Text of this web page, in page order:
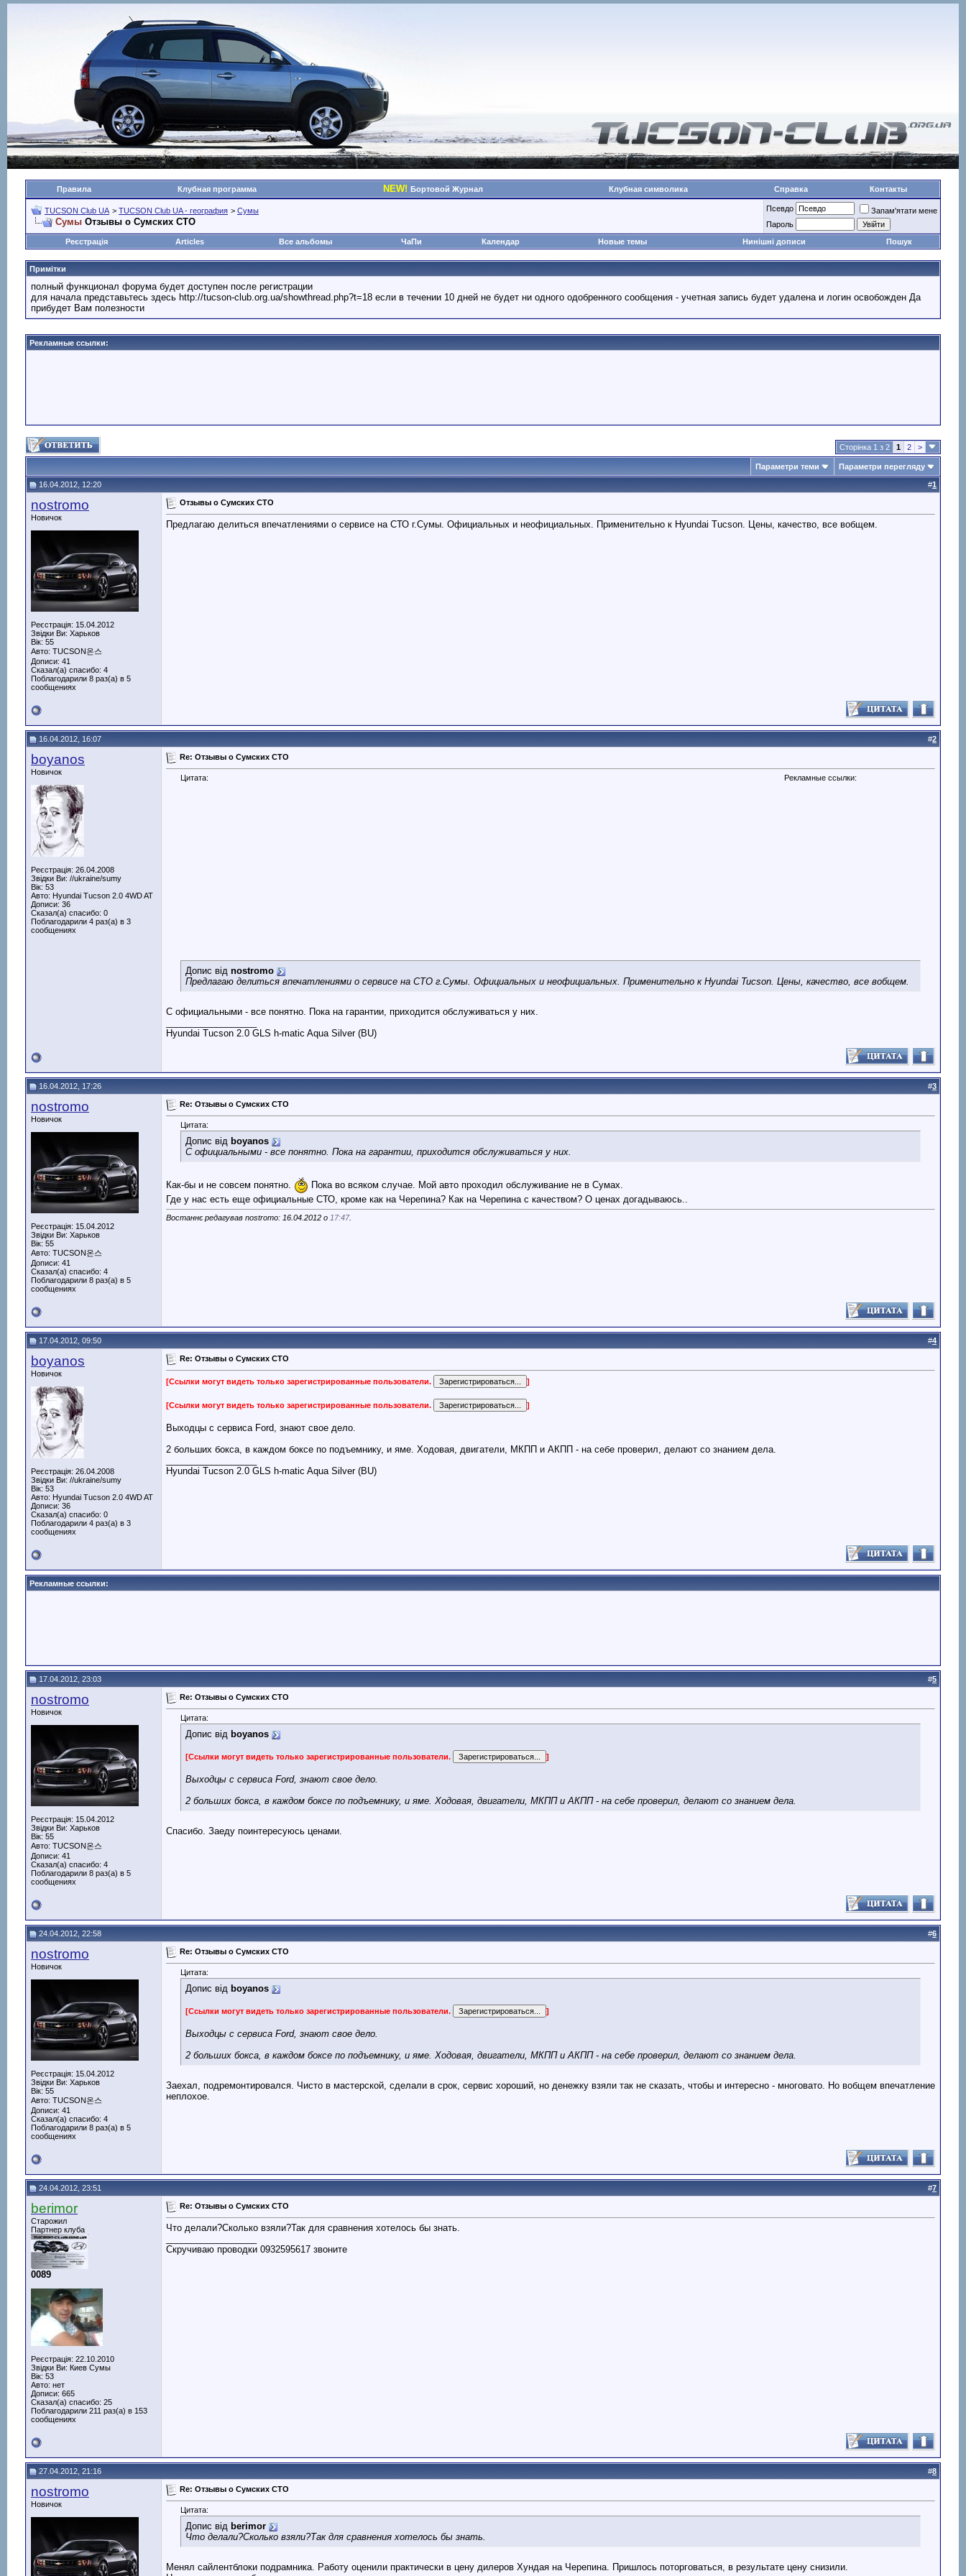
Правила Клубная программа NEW! Бортовой Журнал Клубная символика Справка Контакты
TUCSON Club UA > TUCSON Club UA - география > Сумы
Сумы Отзывы о Сумских СТО
Псевдо
Запам'ятати мене
Пароль
Реєстрація
Articles Все альбомы ЧаПи Календар Новые темы Нинішні дописи Пошук
Примітки
полный функционал форума будет доступен после регистрации
для начала представьтесь здесь http://tucson-club.org.ua/showthread.php?t=18 если в течении 10 дней не будет ни одного одобренного сообщения - учетная запись будет удалена и логин освобожден Да
прибудет Вам полезности
Рекламные ссылки:
Сторінка 1 з 2 1 2 >
Параметри теми Параметри перегляду
16.04.2012, 12:20 #1
nostromo
Новичок
Реєстрація: 15.04.2012
Звідки Ви: Харьков
Вік: 55
Авто: TUCSON온스
Дописи: 41
Сказал(а) спасибо: 4
Поблагодарили 8 раз(а) в 5
сообщениях
Отзывы о Сумских СТО
Предлагаю делиться впечатлениями о сервисе на СТО г.Сумы. Официальных и неофициальных. Применительно к Hyundai Tucson. Цены, качество, все вобщем.
16.04.2012, 16:07 #2
boyanos
Новичок
Реєстрація: 26.04.2008
Звідки Ви: //ukraine/sumy
Вік: 53
Авто: Hyundai Tucson 2.0 4WD AT
Дописи: 36
Сказал(а) спасибо: 0
Поблагодарили 4 раз(а) в 3
сообщениях
Re: Отзывы о Сумских СТО
Рекламные ссылки:
Цитата:
Допис від nostromo
Предлагаю делиться впечатлениями о сервисе на СТО г.Сумы. Официальных и неофициальных. Применительно к Hyundai Tucson. Цены, качество, все вобщем.
С официальными - все понятно. Пока на гарантии, приходится обслуживаться у них.
Hyundai Tucson 2.0 GLS h-matic Aqua Silver (BU)
16.04.2012, 17:26 #3
nostromo
Новичок
Реєстрація: 15.04.2012
Звідки Ви: Харьков
Вік: 55
Авто: TUCSON온스
Дописи: 41
Сказал(а) спасибо: 4
Поблагодарили 8 раз(а) в 5
сообщениях
Re: Отзывы о Сумских СТО
Цитата:
Допис від boyanos
С официальными - все понятно. Пока на гарантии, приходится обслуживаться у них.
Как-бы и не совсем понятно.
Пока во всяком случае. Мой авто проходил обслуживание не в Сумах.
Где у нас есть еще официальные СТО, кроме как на Черепина? Как на Черепина с качеством? О ценах догадываюсь..
Востаннє редагував nostromo: 16.04.2012 о 17:47.
17.04.2012, 09:50 #4
boyanos
Новичок
Реєстрація: 26.04.2008
Звідки Ви: //ukraine/sumy
Вік: 53
Авто: Hyundai Tucson 2.0 4WD AT
Дописи: 36
Сказал(а) спасибо: 0
Поблагодарили 4 раз(а) в 3
сообщениях
Re: Отзывы о Сумских СТО
[Ссылки могут видеть только зарегистрированные пользователи. ]
[Ссылки могут видеть только зарегистрированные пользователи. ]
Выходцы с сервиса Ford, знают свое дело.
2 больших бокса, в каждом боксе по подъемнику, и яме. Ходовая, двигатели, МКПП и АКПП - на себе проверил, делают со знанием дела.
Hyundai Tucson 2.0 GLS h-matic Aqua Silver (BU)
Рекламные ссылки:
17.04.2012, 23:03 #5
nostromo
Новичок
Реєстрація: 15.04.2012
Звідки Ви: Харьков
Вік: 55
Авто: TUCSON온스
Дописи: 41
Сказал(а) спасибо: 4
Поблагодарили 8 раз(а) в 5
сообщениях
Re: Отзывы о Сумских СТО
Цитата:
Допис від boyanos
[Ссылки могут видеть только зарегистрированные пользователи. ]
Выходцы с сервиса Ford, знают свое дело.
2 больших бокса, в каждом боксе по подъемнику, и яме. Ходовая, двигатели, МКПП и АКПП - на себе проверил, делают со знанием дела.
Спасибо. Заеду поинтересуюсь ценами.
24.04.2012, 22:58 #6
nostromo
Новичок
Реєстрація: 15.04.2012
Звідки Ви: Харьков
Вік: 55
Авто: TUCSON온스
Дописи: 41
Сказал(а) спасибо: 4
Поблагодарили 8 раз(а) в 5
сообщениях
Re: Отзывы о Сумских СТО
Цитата:
Допис від boyanos
[Ссылки могут видеть только зарегистрированные пользователи. ]
Выходцы с сервиса Ford, знают свое дело.
2 больших бокса, в каждом боксе по подъемнику, и яме. Ходовая, двигатели, МКПП и АКПП - на себе проверил, делают со знанием дела.
Заехал, подремонтировался. Чисто в мастерской, сделали в срок, сервис хороший, но денежку взяли так не сказать, чтобы и интересно - многовато. Но вобщем впечатление
неплохое.
24.04.2012, 23:51 #7
berimor
Старожил
Партнер клуба
0089
Реєстрація: 22.10.2010
Звідки Ви: Киев Сумы
Вік: 53
Авто: нет
Дописи: 665
Сказал(а) спасибо: 25
Поблагодарили 211 раз(а) в 153
сообщениях
Re: Отзывы о Сумских СТО
Что делали?Сколько взяли?Так для сравнения хотелось бы знать.
Скручиваю проводки 0932595617 звоните
27.04.2012, 21:16 #8
nostromo
Новичок
Re: Отзывы о Сумских СТО
Цитата:
Допис від berimor
Что делали?Сколько взяли?Так для сравнения хотелось бы знать.
Менял сайлентблоки подрамника. Работу оценили практически в цену дилеров Хундая на Черепина. Пришлось поторговаться, в результате цену снизили.